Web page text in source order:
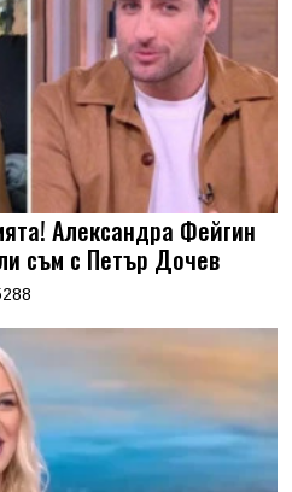
Александра Фейгин
съм с Петър Дочев